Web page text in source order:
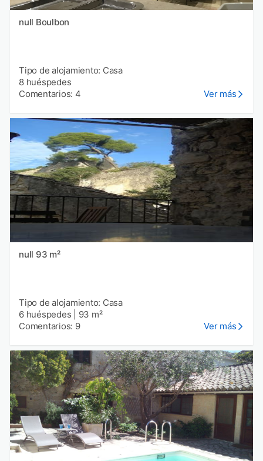
null Boulbon
Tipo de alojamiento: Casa
8 huéspedes
Comentarios: 4
Ver más
null 93 m²
Tipo de alojamiento: Casa
6 huéspedes
93 m²
Comentarios: 9
Ver más